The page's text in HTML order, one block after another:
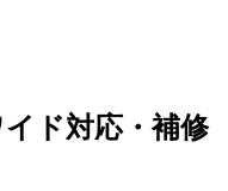
ド対応・補修